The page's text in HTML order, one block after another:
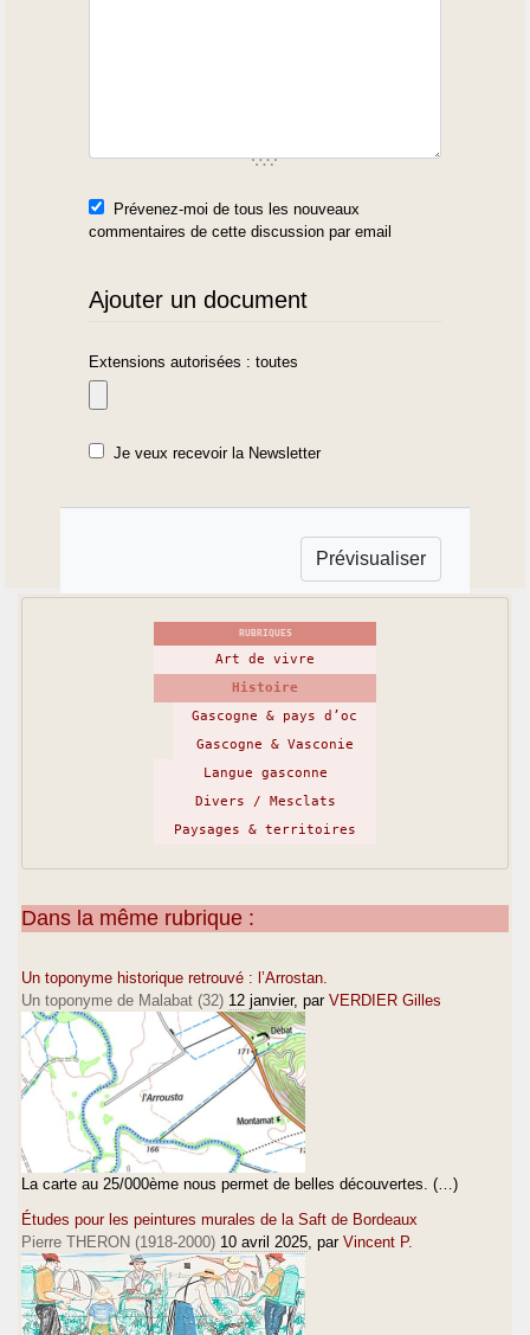
Prévenez-moi de tous les nouveaux
commentaires de cette discussion par email
Ajouter un document
Extensions autorisées : toutes
Je veux recevoir la Newsletter
RUBRIQUES
Art de vivre
Histoire
Gascogne & pays d’oc
Gascogne & Vasconie
Langue gasconne
Divers / Mesclats
Paysages & territoires
Dans la même rubrique :
Un toponyme historique retrouvé : l’Arrostan.
Un toponyme de Malabat (32) 12 janvier, par VERDIER Gilles
La carte au 25/000ème nous permet de belles découvertes. (…)
Études pour les peintures murales de la Saft de Bordeaux
Pierre THERON (1918-2000) 10 avril 2025, par Vincent P.